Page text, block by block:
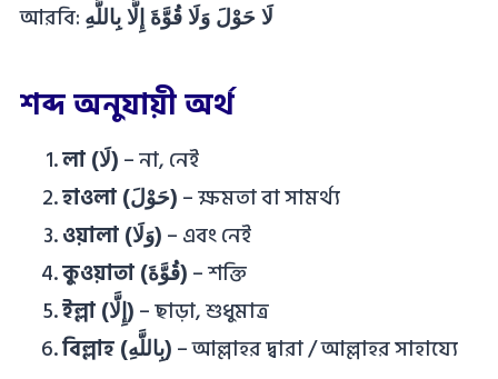
আরবি:لَا حَوْلَ وَلَا قُوَّةَ إِلَّا بِاللَّهِ
শব্দ অনুযায়ী অর্থ
লা (لَا)– না, নেই
হাওলা (حَوْلَ)– ক্ষমতা বা সামর্থ্য
ওয়ালা (وَلَا)– এবং নেই
কুওয়াতা (قُوَّةَ)– শক্তি
ইল্লা (إِلَّا)– ছাড়া, শুধুমাত্র
বিল্লাহ (بِاللَّهِ)– আল্লাহর দ্বারা / আল্লাহর সাহায্যে